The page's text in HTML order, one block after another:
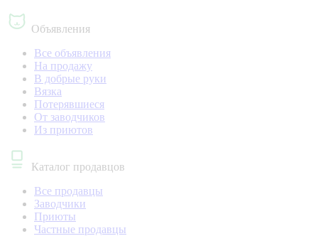
Объявления
Все объявления
На продажу
В добрые руки
Вязка
Потерявшиеся
От заводчиков
Из приютов
Каталог продавцов
Все продавцы
Заводчики
Приюты
Частные продавцы